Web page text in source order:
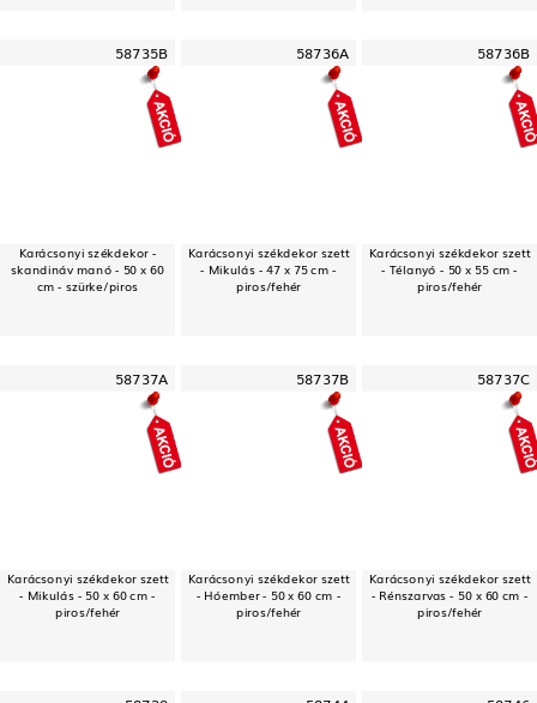
58735B
Karácsonyi székdekor -
skandináv manó - 50 x 60
cm - szürke/piros
58736A
Karácsonyi székdekor szett
- Mikulás - 47 x 75 cm -
piros/fehér
58736B
Karácsonyi székdekor szett
- Télanyó - 50 x 55 cm -
piros/fehér
58737A
Karácsonyi székdekor szett
- Mikulás - 50 x 60 cm -
piros/fehér
58737B
Karácsonyi székdekor szett
- Hóember - 50 x 60 cm -
piros/fehér
58737C
Karácsonyi székdekor szett
- Rénszarvas - 50 x 60 cm -
piros/fehér